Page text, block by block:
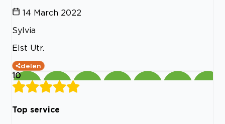
14 March 2022
Sylvia
Elst Utr.
delen
10
Top service